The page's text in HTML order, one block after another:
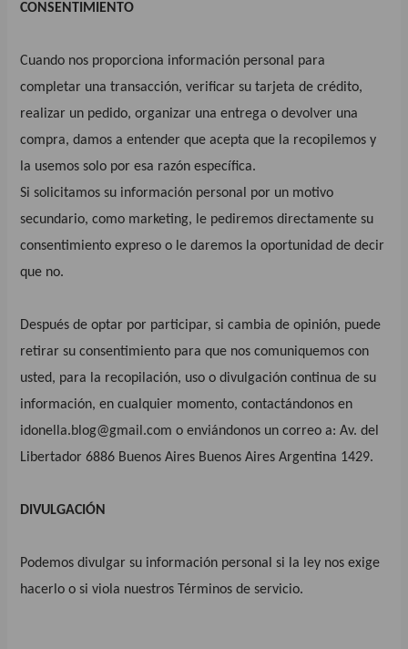
CONSENTIMIENTO
Cuando nos proporciona información personal para
completar una transacción, verificar su tarjeta de crédito,
realizar un pedido, organizar una entrega o devolver una
compra, damos a entender que acepta que la recopilemos y
la usemos solo por esa razón específica.
Si solicitamos su información personal por un motivo
secundario, como marketing, le pediremos directamente su
consentimiento expreso o le daremos la oportunidad de decir
que no.
Después de optar por participar, si cambia de opinión, puede
retirar su consentimiento para que nos comuniquemos con
usted, para la recopilación, uso o divulgación continua de su
información, en cualquier momento, contactándonos en
idonella.blog@gmail.com o enviándonos un correo a: Av. del
Libertador 6886 Buenos Aires Buenos Aires Argentina 1429.
DIVULGACIÓN
Podemos divulgar su información personal si la ley nos exige
hacerlo o si viola nuestros Términos de servicio.